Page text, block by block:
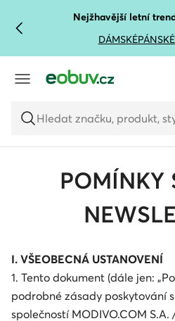
PŘEJÍT NA HLAVNÍ OBSAH
PŘEJÍT NA VYHLEDÁVÁNÍ
Nejžhavější letní
DÁMSKÉPÁNSKÉ
Hledat značku, produkt,
POMÍNKY
I. VŠEOBECNÁ USTANOVENÍ
1. Tento dokument (dále jen:
podrobné zásady poskytování
společností MODIVO.COM